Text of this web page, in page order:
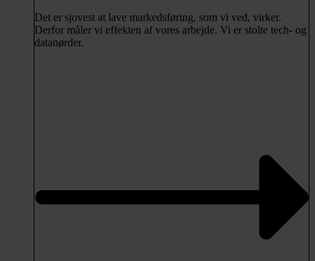
Det er sjovest at lave markedsføring, som vi ved, virker.
Derfor måler vi effekten af vores arbejde. Vi er stolte tech- og
datanørder.